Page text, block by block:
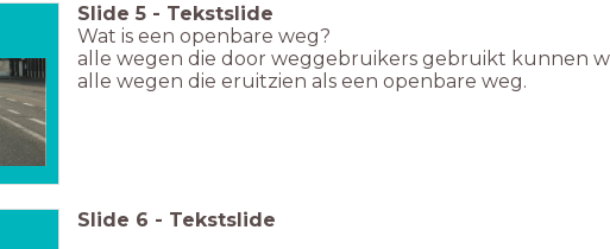
Slide 5 - Tekstslide
Wat is een openbare weg?
alle wegen die door weggebruikers gebruikt kunnen
alle wegen die eruitzien als een openbare weg.
Slide 6 - Tekstslide